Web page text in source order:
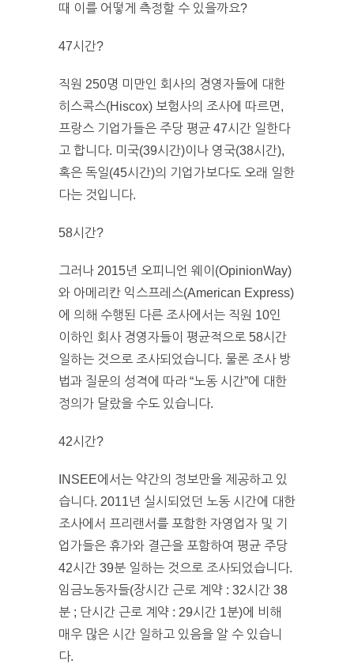
때 이를 어떻게 측정할 수 있을까요?
47시간?
직원 250명 미만인 회사의 경영자들에 대한
히스콕스(Hiscox) 보험사의 조사에 따르면,
프랑스 기업가들은 주당 평균 47시간 일한다
고 합니다. 미국(39시간)이나 영국(38시간),
혹은 독일(45시간)의 기업가보다도 오래 일한
다는 것입니다.
58시간?
그러나 2015년 오피니언 웨이(OpinionWay)
와 아메리칸 익스프레스(American Express)
에 의해 수행된 다른 조사에서는 직원 10인
이하인 회사 경영자들이 평균적으로 58시간
일하는 것으로 조사되었습니다. 물론 조사 방
법과 질문의 성격에 따라 “노동 시간”에 대한
정의가 달랐을 수도 있습니다.
42시간?
INSEE에서는 약간의 정보만을 제공하고 있
습니다. 2011년 실시되었던 노동 시간에 대한
조사에서 프리랜서를 포함한 자영업자 및 기
업가들은 휴가와 결근을 포함하여 평균 주당
42시간 39분 일하는 것으로 조사되었습니다.
임금노동자들(장시간 근로 계약 : 32시간 38
분 ; 단시간 근로 계약 : 29시간 1분)에 비해
매우 많은 시간 일하고 있음을 알 수 있습니
다.